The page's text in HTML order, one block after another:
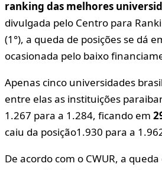
ranking das melhores
divulgada pelo Centro para
(1°), a queda de posições se dá
ocasionada pelo baixo
Apenas cinco universidades
entre elas as instituições
1.267 para a 1.284, ficando em
caiu da posição1.930 para a
De acordo com o CWUR, a